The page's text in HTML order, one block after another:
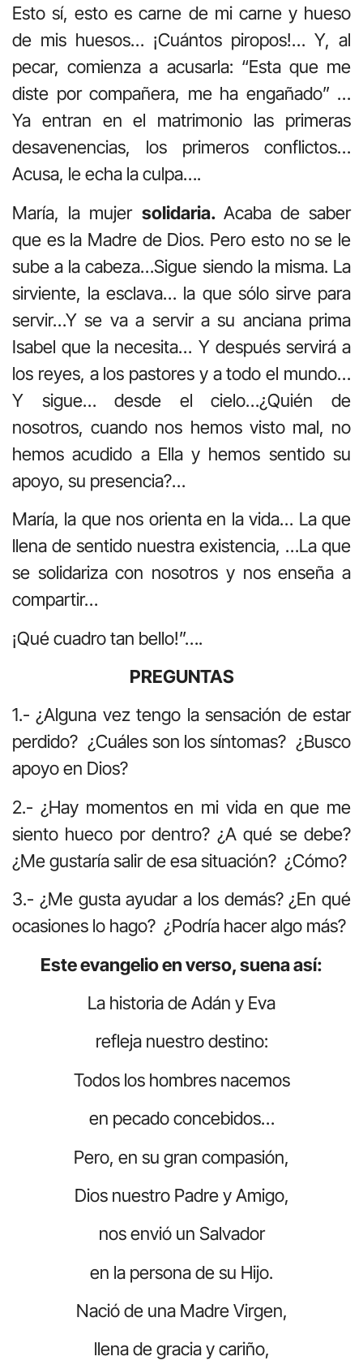
Esto sí, esto es carne de mi carne y hueso
de mis huesos… ¡Cuántos piropos!… Y, al
pecar, comienza a acusarla: “Esta que me
diste por compañera, me ha engañado” …
Ya entran en el matrimonio las primeras
desavenencias, los primeros conflictos…
Acusa, le echa la culpa….
María, la mujer solidaria. Acaba de saber
que es la Madre de Dios. Pero esto no se le
sube a la cabeza…Sigue siendo la misma. La
sirviente, la esclava… la que sólo sirve para
servir…Y se va a servir a su anciana prima
Isabel que la necesita… Y después servirá a
los reyes, a los pastores y a todo el mundo…
Y sigue… desde el cielo…¿Quién de
nosotros, cuando nos hemos visto mal, no
hemos acudido a Ella y hemos sentido su
apoyo, su presencia?…
María, la que nos orienta en la vida… La que
llena de sentido nuestra existencia, …La que
se solidariza con nosotros y nos enseña a
compartir…
¡Qué cuadro tan bello!”….
PREGUNTAS
1.- ¿Alguna vez tengo la sensación de estar
perdido? ¿Cuáles son los síntomas? ¿Busco
apoyo en Dios?
2.- ¿Hay momentos en mi vida en que me
siento hueco por dentro? ¿A qué se debe?
¿Me gustaría salir de esa situación? ¿Cómo?
3.- ¿Me gusta ayudar a los demás? ¿En qué
ocasiones lo hago? ¿Podría hacer algo más?
Este evangelio en verso, suena así:
La historia de Adán y Eva
refleja nuestro destino:
Todos los hombres nacemos
en pecado concebidos…
Pero, en su gran compasión,
Dios nuestro Padre y Amigo,
nos envió un Salvador
en la persona de su Hijo.
Nació de una Madre Virgen,
llena de gracia y cariño,